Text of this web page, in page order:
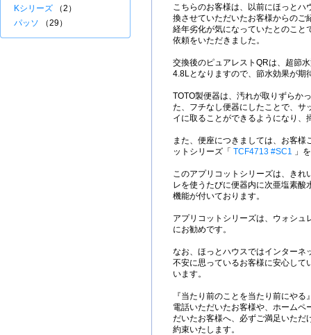
こちらのお客様は、以前にほっとハ
換させていただいたお客様からのご
経年劣化が気になっていたとのこと
依頼をいただきました。
交換後のピュアレストQRは、超節
4.8Lとなりますので、節水効果が期
TOTO製便器は、汚れが取りずらか
た、フチなし便器にしたことで、サ
イに取ることができるようになり、
また、便座につきましては、お客様
ットシリーズ「 TCF4713 #SC1 」
このアプリコットシリーズは、きれ
レを使うたびに便器内に次亜塩素酸
機能が付いております。
アプリコットシリーズは、ウォシュ
にお勧めです。
なお、ほっとハウスではインターネ
不安に思っているお客様に安心して
います。
『当たり前のことを当たり前にや
電話いただいたお客様や、ホームペ
だいたお客様へ、必ずご満足いただ
約束いたします。
Kシリーズ （2）
パッソ （29）